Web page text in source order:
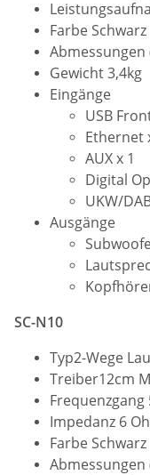
Farbe Schwarz
Abmessungen
Gewicht 3,4kg
Eingänge
USB
Ethernet
AUX x 1
Digital
UKW/
Ausgänge
SC-N10
Typ2-Wege
Treiber12cm
Frequenzgang
Impedanz 6
Farbe Schwarz
Abmessungen